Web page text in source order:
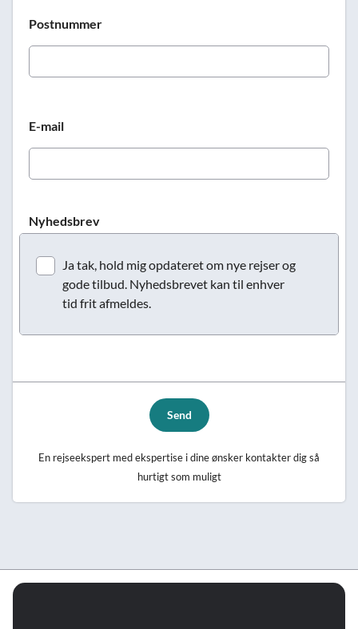
Postnummer
E-mail
Nyhedsbrev
Ja tak, hold mig opdateret om nye rejser og
gode tilbud. Nyhedsbrevet kan til enhver
tid frit afmeldes.
Send
En rejseekspert med ekspertise i dine ønsker kontakter dig så
hurtigt som muligt